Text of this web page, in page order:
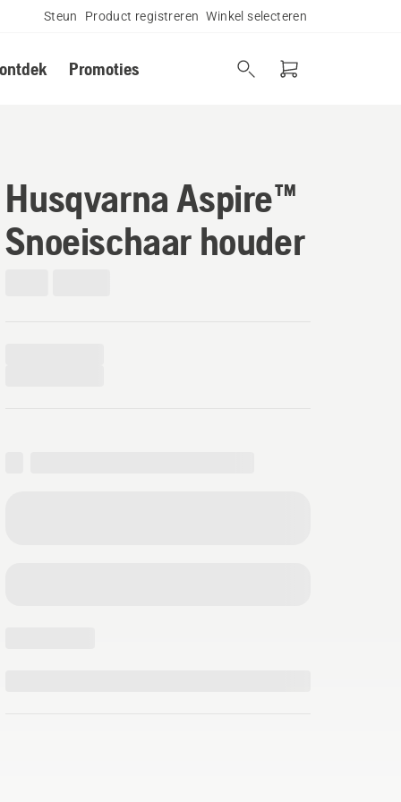
Steun Product registreren Winkel selecteren
Promoties
Husqvarna Aspire™
Snoeischaar houder